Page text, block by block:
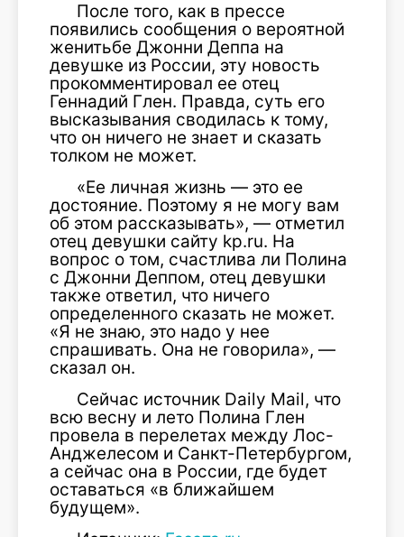
После того, как в прессе
появились сообщения о вероятной
женитьбе Джонни Деппа на
девушке из России, эту новость
прокомментировал ее отец
Геннадий Глен. Правда, суть его
высказывания сводилась к тому,
что он ничего не знает и сказать
толком не может.
«Ее личная жизнь — это ее
достояние. Поэтому я не могу вам
об этом рассказывать», — отметил
отец девушки сайту kp.ru. На
вопрос о том, счастлива ли Полина
с Джонни Деппом, отец девушки
также ответил, что ничего
определенного сказать не может.
«Я не знаю, это надо у нее
спрашивать. Она не говорила», —
сказал он.
Сейчас источник Daily Mail, что
всю весну и лето Полина Глен
провела в перелетах между Лос-
Анджелесом и Санкт-Петербургом,
а сейчас она в России, где будет
оставаться «в ближайшем
будущем».